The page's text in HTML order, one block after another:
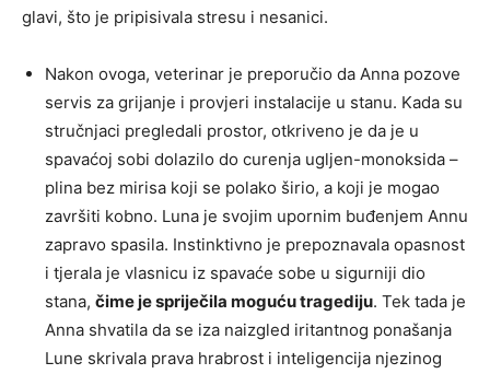
glavi, što je pripisivala stresu i nesanici.
Nakon ovoga, veterinar je preporučio da Anna pozove
servis za grijanje i provjeri instalacije u stanu. Kada su
stručnjaci pregledali prostor, otkriveno je da je u
spavaćoj sobi dolazilo do curenja ugljen-monoksida –
plina bez mirisa koji se polako širio, a koji je mogao
završiti kobno. Luna je svojim upornim buđenjem Annu
zapravo spasila. Instinktivno je prepoznavala opasnost
i tjerala je vlasnicu iz spavaće sobe u sigurniji dio
stana, čime je spriječila moguću tragediju. Tek tada je
Anna shvatila da se iza naizgled iritantnog ponašanja
Lune skrivala prava hrabrost i inteligencija njezinog